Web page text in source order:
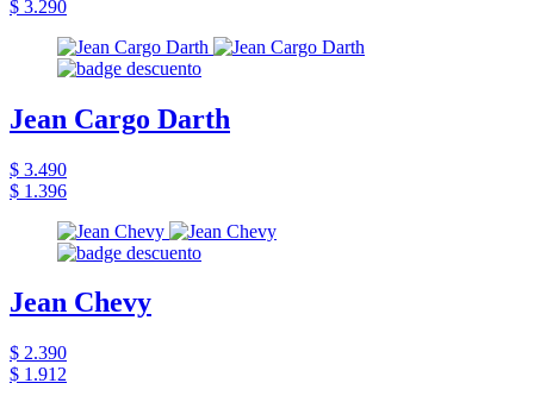
$ 3.290
Jean Cargo Darth
$ 3.490
$ 1.396
Jean Chevy
$ 2.390
$ 1.912